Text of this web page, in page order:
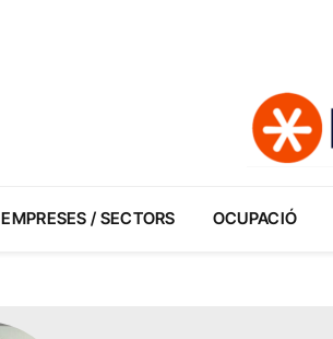
EMPRESES / SECTORS OCUPACIÓ